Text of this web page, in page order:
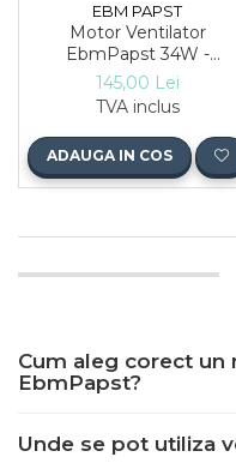
EBM PAPST
Motor Ventilator
EbmPapst 34W -
M4Q045-EF01-01
145,00 Lei
TVA inclus
ADAUGA IN COS
Cum aleg corect
EbmPapst?
Unde se pot utiliza